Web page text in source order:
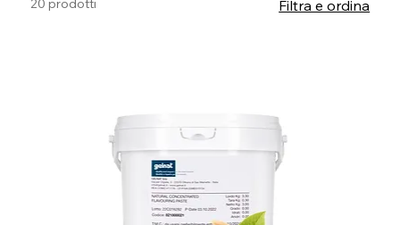
20 prodotti Filtra e ordina